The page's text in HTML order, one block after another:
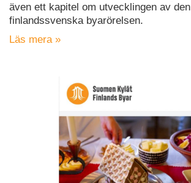
även ett kapitel om utvecklingen av den
finlandssvenska byarörelsen.
Läs mera »